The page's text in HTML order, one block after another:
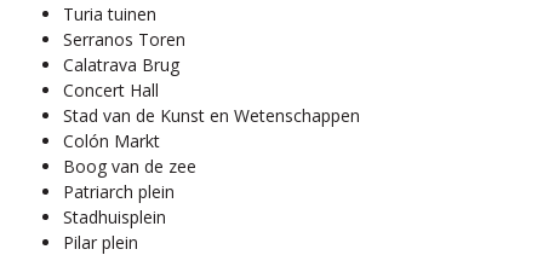
Turia tuinen
Serranos Toren
Calatrava Brug
Concert Hall
Stad van de Kunst en Wetenschappen
Colón Markt
Boog van de zee
Patriarch plein
Stadhuisplein
Pilar plein